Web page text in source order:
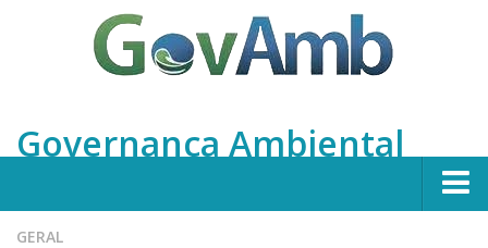
Governança Ambiental
Home
GERAL